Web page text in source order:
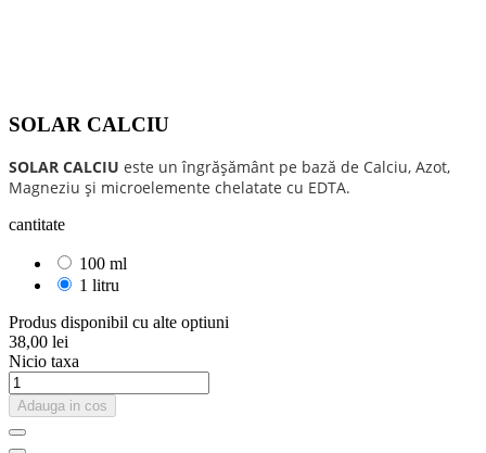
SOLAR CALCIU
SOLAR CALCIU este un îngrăşământ pe bază de Calciu, Azot,
Magneziu şi microelemente chelatate cu EDTA.
cantitate
100 ml
1 litru
Produs disponibil cu alte optiuni
38,00 lei
Nicio taxa
Adauga in cos